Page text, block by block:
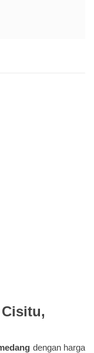
dengan harga